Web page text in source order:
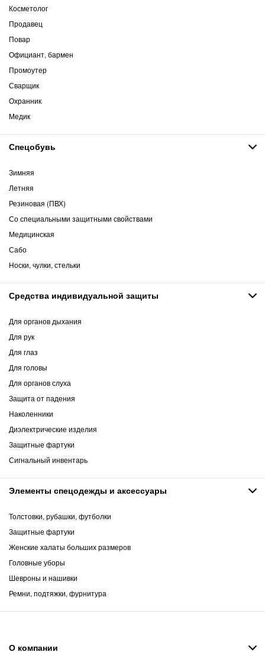
Косметолог
Продавец
Повар
Официант, бармен
Промоутер
Сварщик
Охранник
Медик
Спецобувь
Зимняя
Летняя
Резиновая (ПВХ)
Со специальными защитными свойствами
Медицинская
Сабо
Носки, чулки, стельки
Средства индивидуальной защиты
Для органов дыхания
Для рук
Для глаз
Для головы
Для органов слуха
Защита от падения
Наколенники
Диэлектрические изделия
Защитные фартуки
Сигнальный инвентарь
Элементы спецодежды и аксессуары
Толстовки, рубашки, футболки
Защитные фартуки
Женские халаты больших размеров
Головные уборы
Шевроны и нашивки
Ремни, подтяжки, фурнитура
О компании